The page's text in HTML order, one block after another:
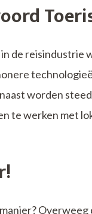
de reisindustrie
worden
te werken met
Overweeg